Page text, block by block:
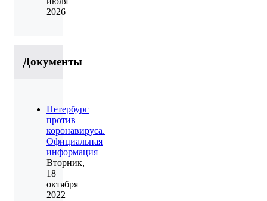
2026
Документы
Петербург
против
коронавируса.
Официальная
информация
Вторник,
18
октября
2022